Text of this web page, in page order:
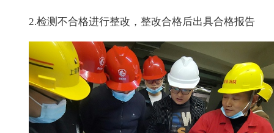
2.检测不合格进行整改，整改合格后出具合格报告